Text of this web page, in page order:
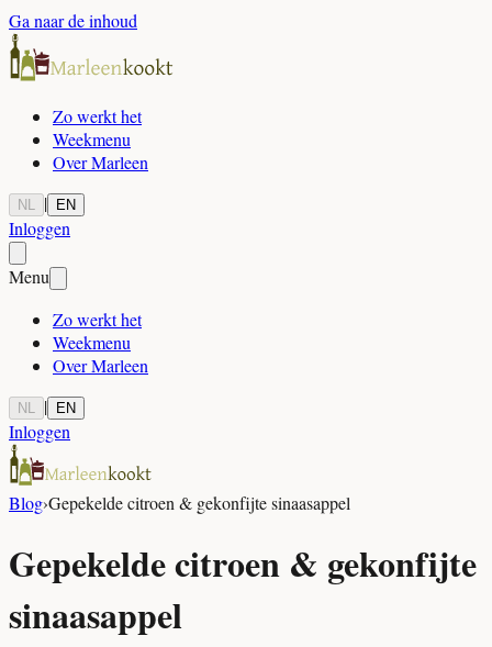
Ga naar de inhoud
Zo werkt het
Weekmenu
Over Marleen
NL | EN
Inloggen
Menu
Zo werkt het
Weekmenu
Over Marleen
NL | EN
Inloggen
Blog›Gepekelde citroen & gekonfijte sinaasappel
Gepekelde citroen & gekonfijte
sinaasappel